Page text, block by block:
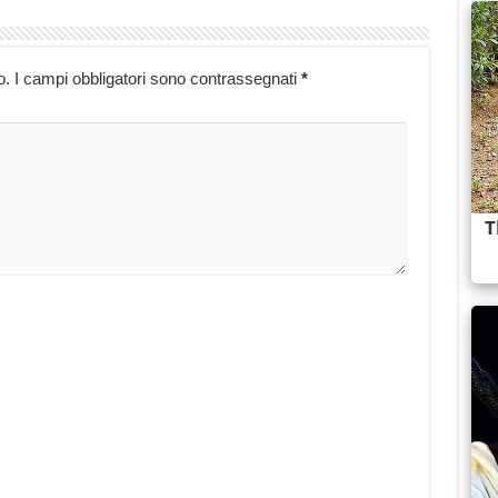
I campi obbligatori sono contrassegnati *